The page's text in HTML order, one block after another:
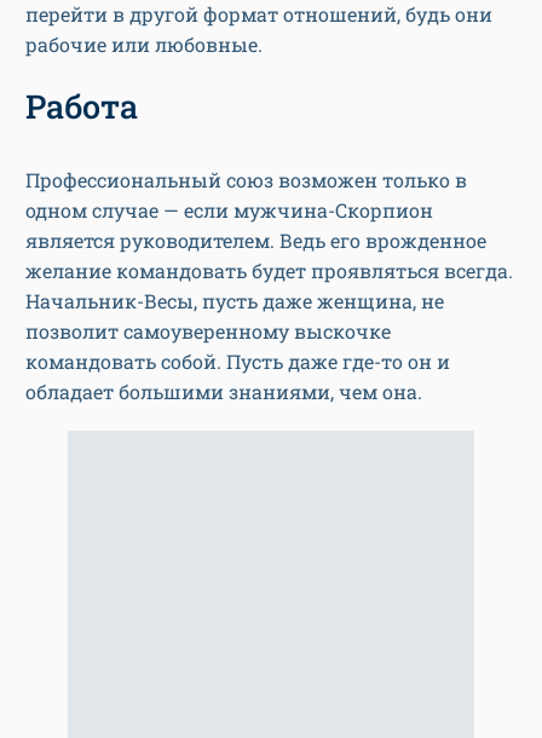
перейти в другой формат отношений, будь они
рабочие или любовные.
Работа
Профессиональный союз возможен только в
одном случае — если мужчина-Скорпион
является руководителем. Ведь его врожденное
желание командовать будет проявляться всегда.
Начальник-Весы, пусть даже женщина, не
позволит самоуверенному выскочке
командовать собой. Пусть даже где-то он и
обладает большими знаниями, чем она.